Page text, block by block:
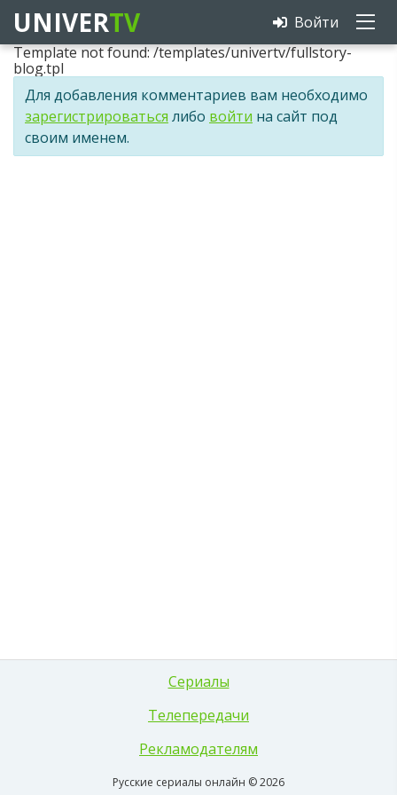
UNIVERTV
Войти
Template not found: /templates/univertv/fullstory-
blog.tpl
Для добавления комментариев вам необходимо
зарегистрироваться либо войти на сайт под
своим именем.
Сериалы
Телепередачи
Рекламодателям
Русские сериалы онлайн © 2026